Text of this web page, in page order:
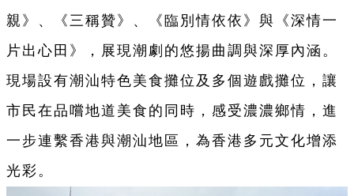
親》、《三稱贊》、《臨別情依依》與《深情一
片出心田》，展現潮劇的悠揚曲調與深厚內涵。
現場設有潮汕特色美食攤位及多個遊戲攤位，讓
市民在品嚐地道美食的同時，感受濃濃鄉情，進
一步連繫香港與潮汕地區，為香港多元文化增添
光彩。